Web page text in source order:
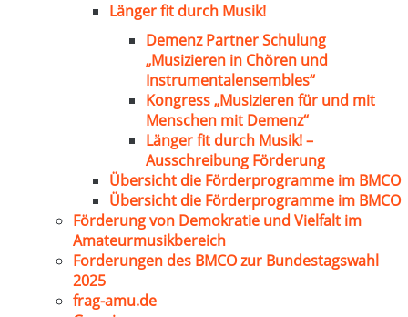
Länger fit durch Musik!
Demenz Partner Schulung
„Musizieren in Chören und
Instrumentalensembles“
Kongress „Musizieren für und mit
Menschen mit Demenz“
Länger fit durch Musik! –
Ausschreibung Förderung
Übersicht die Förderprogramme im BMCO
Übersicht die Förderprogramme im BMCO
Förderung von Demokratie und Vielfalt im
Amateurmusikbereich
Forderungen des BMCO zur Bundestagswahl
2025
frag-amu.de